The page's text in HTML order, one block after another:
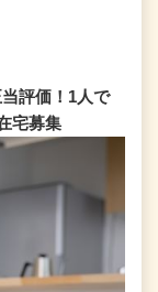
評価！1⼈で
宅募集